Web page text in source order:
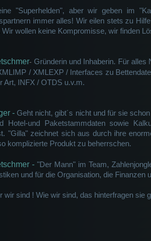
"Superhelden", aber wir geben im
immer alles! Wir eilen stets zu
wollen keine Kompromisse, wir finden
- Gründerin und Inhaberin. Für
/ XMLEXP / Interfaces zu
Art, INFX / OTDS u.v.m.
- Geht nicht, gibt´s nicht und für sie
Hotel-und Paketstammdaten sowie
"Gilla" zeichnet sich aus durch ihre
komplizierte Produkt zu beherrschen.
- "Der Mann" im Team,
und für die Organisation, die Finanzen
wir sind ! Wie wir sind, das hinterfragen sie